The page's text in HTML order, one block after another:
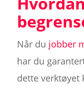
Når du jobber
har du
dette verktøyet